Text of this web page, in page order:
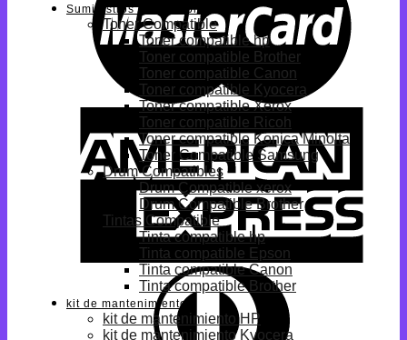
Suministros Compatibles
Toner Compatible
Toner compatible hp
Toner compatible Brother
Toner compatible Canon
Toner compatible Kyocera
Toner compatible Xerox
Toner compatible Ricoh
Toner compatible Konica Minolta
Toner Compatible Samsung
Drum Compatibles
Drum Compatible xerox
Drum Compatible Brother
Tintas Compatible
Tinta compatible hp
Tinta compatible Epson
Tinta compatible Canon
Tinta compatible Brother
kit de mantenimiento
kit de mantenimiento HP
kit de mantenimiento Kyocera